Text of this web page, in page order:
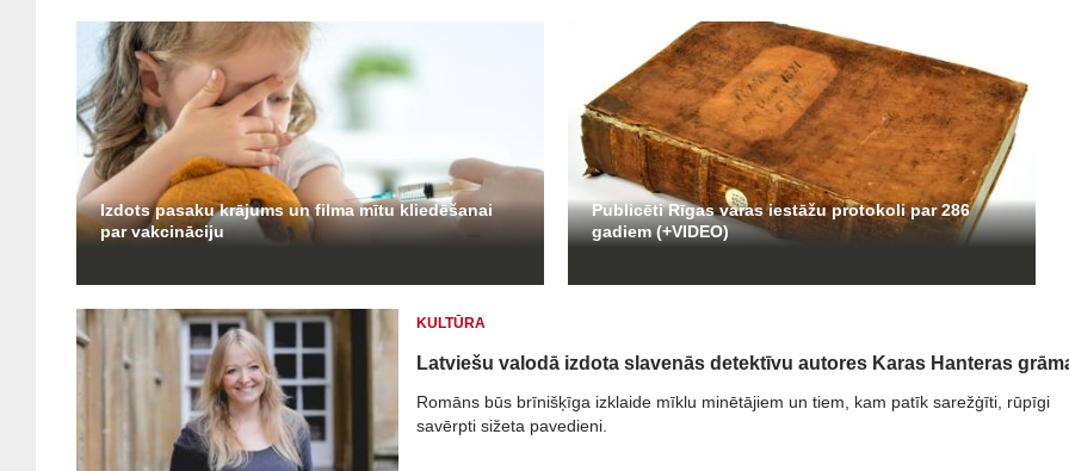
Izdots pasaku krājums un filma mītu kliedēšanai
par vakcināciju
Publicēti Rīgas varas iestāžu protokoli par 286
gadiem (+VIDEO)
KULTŪRA
Latviešu valodā izdota slavenās detektīvu autores Karas Hanteras
Romāns būs brīnišķīga izklaide mīklu minētājiem un tiem, kam patīk sarežģīti, rūpīgi
savērpti sižeta pavedieni.